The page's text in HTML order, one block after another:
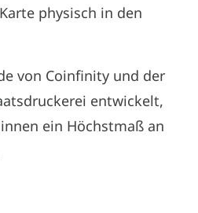
physisch in den
von Coinfinity und der
entwickelt,
ein Höchstmaß an